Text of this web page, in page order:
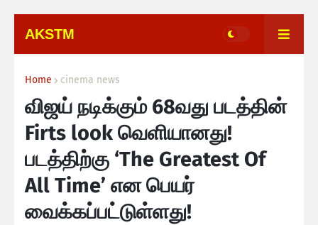
AKSTM
Home cinema news
விஜய் நடிக்கும் 68வது படத்தின்
Firts look வெளியானது!
படத்திற்கு ‘The Greatest Of
All Time’ என பெயர்
வைக்கப்பட்டுள்ளது!